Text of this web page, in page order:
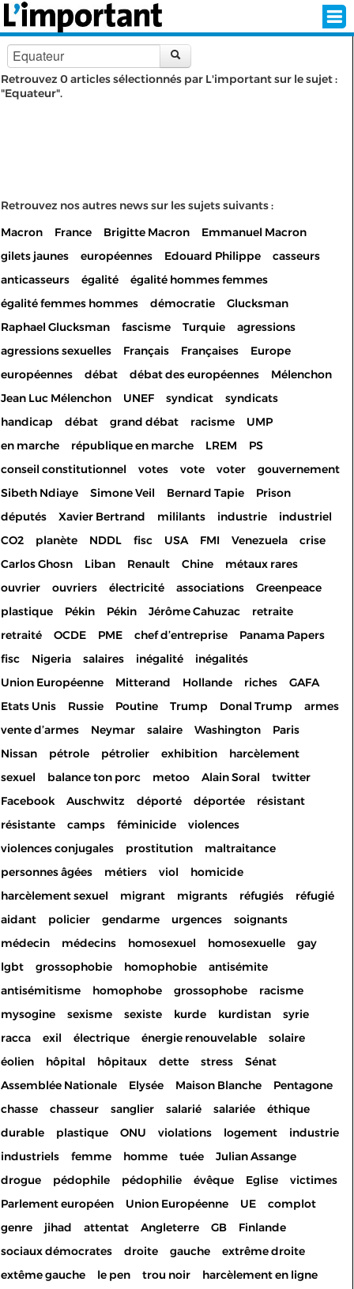
INSCRIPTION
SUR L'ÉCRAN D'ACCUEIL
ABONNEZ-VOUS À LA NEWSLETTER!
SUIVEZ NOUS:
Retrouvez 0 articles sélectionnés par L'important sur le sujet :
"Equateur".
Retrouvez nos autres news sur les sujets suivants :
Macron
France Brigitte Macron
Emmanuel Macron
gilets jaunes
européennes Edouard Philippe
casseurs
anticasseurs
égalité
égalité hommes femmes
égalité femmes hommes
démocratie
Glucksman
Raphael Glucksman
fascisme Turquie
agressions
agressions sexuelles
Français Françaises
Europe
européennes
débat débat des européennes
Mélenchon
Jean Luc Mélenchon
UNEF syndicat
syndicats
handicap
débat grand débat racisme
UMP
en marche
république en marche LREM
PS
conseil constitutionnel
votes vote voter
gouvernement
Sibeth Ndiaye
Simone Veil Bernard Tapie
Prison
députés
Xavier Bertrand mililants industrie
industriel
CO2
planète NDDL fisc USA FMI Venezuela
crise
Carlos Ghosn
Liban Renault Chine
métaux rares
ouvrier
ouvriers électricité associations
Greenpeace
plastique
Pékin Pékin Jérôme Cahuzac
retraite
retraité
OCDE PME chef d’entreprise
Panama Papers
fisc
Nigeria salaires inégalité
inégalités
Union Européenne
Mitterand Hollande riches
GAFA
Etats Unis
Russie Poutine Trump Donal Trump
armes
vente d’armes
Neymar salaire Washington
Paris
Nissan
pétrole pétrolier exhibition
harcèlement
sexuel
balance ton porc metoo Alain Soral
twitter
Facebook
Auschwitz déporté déportée
résistant
résistante
camps féminicide
violences
violences conjugales
prostitution
maltraitance
personnes âgées
métiers viol
homicide
harcèlement sexuel
migrant migrants réfugiés
réfugié
aidant
policier gendarme urgences
soignants
médecin
médecins homosexuel homosexuelle
gay
lgbt
grossophobie homophobie
antisémite
antisémitisme
homophobe grossophobe
racisme
mysogine
sexisme sexiste kurde kurdistan
syrie
racca
exil électrique énergie renouvelable
solaire
éolien
hôpital hôpitaux dette stress
Sénat
Assemblée Nationale
Elysée Maison Blanche
Pentagone
chasse
chasseur sanglier salarié salariée
éthique
durable
plastique ONU violations logement
industrie
industriels
femme homme tuée
Julian Assange
drogue
pédophile pédophilie évêque Eglise
victimes
Parlement européen
Union Européenne UE
complot
genre
jihad attentat Angleterre GB
Finlande
sociaux démocrates
droite gauche
extrême droite
extême gauche
le pen trou noir
harcèlement en ligne